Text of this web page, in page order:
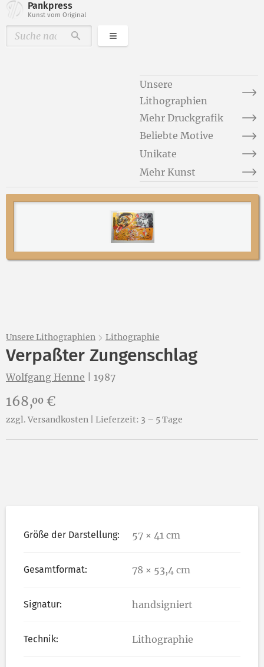
Pankpress
Kunst vom Original
DurchsuchenKategorien
Unsere
Lithographien
Mehr Druckgrafik
Beliebte Motive
Unikate
Mehr Kunst
Unsere Lithographien Lithographie
Verpaßter Zungenschlag
Wolfgang Henne 1987
Preis:
168,00 €
zzgl. Versandkosten | Lieferzeit: 3 – 5 Tage
Größe der Darstellung: 57 × 41 cm
Gesamtformat: 78 × 53,4 cm
Signatur: handsigniert
Technik: Lithographie